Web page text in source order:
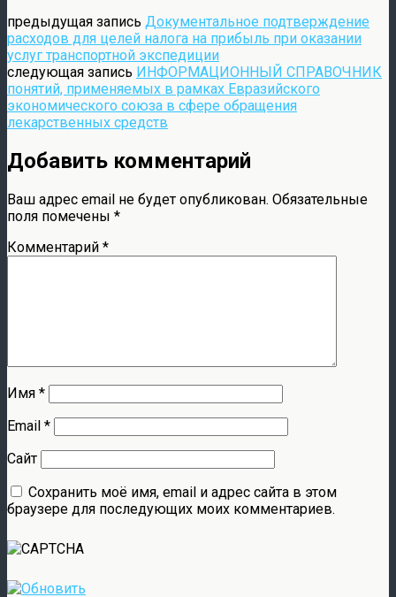
предыдущая запись Документальное подтверждение
расходов для целей налога на прибыль при оказании
услуг транспортной экспедиции
следующая запись ИНФОРМАЦИОННЫЙ СПРАВОЧНИК
понятий, применяемых в рамках Евразийского
экономического союза в сфере обращения
лекарственных средств
Добавить комментарий
Ваш адрес email не будет опубликован. Обязательные
поля помечены *
Комментарий *
Имя *
Email *
Сайт
Сохранить моё имя, email и адрес сайта в этом
браузере для последующих моих комментариев.